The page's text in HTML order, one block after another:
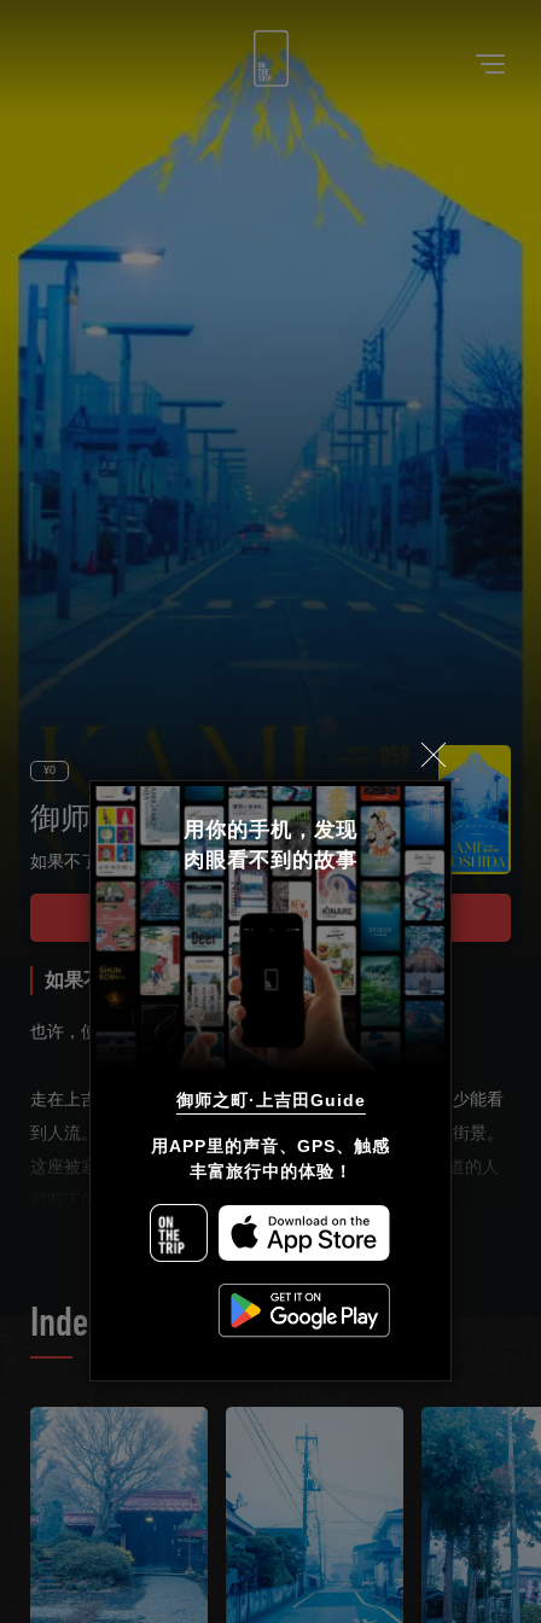
¥0
御师之町·上吉田
如果不了解这里的故事， 只会是到此一游！
Tour Start
用你的手机，发现
肉眼看不到的故事
御师之町·上吉田Guide
用APP里的声音、GPS、触感
丰富旅行中的体验！
如果不了解这里的故事， 只会是到此一游！
也许，使用此向导的游客并不是很多。
走在上吉田的街道也可以看出，如果不是祭祀活动期间很少能看
到人流。倒不是没有人流，只是很少有人驻足细品这里的街景。
这座被寂静所包围着的“无名之城”，平常只有一些穿过街道的人
们留下的气流在移动。
而在江户时代，这里曾经是前往富士山的人们必经之路，非常热
闹。好比如今的伊势神宫的门前町和东京浅草寺的仲见世町。
向往“此生一定要登一次富士山”的人们的基础营地，也是信仰富
士山的信徒“富士讲”们生活的御师之町。
“御师”是指为了登富士山的人们，把自己的家当作宿舍来支援的
神职。在上吉田，这种御师之家连成了一排。
Index List
Select language
日本語
English
简体中文
Français